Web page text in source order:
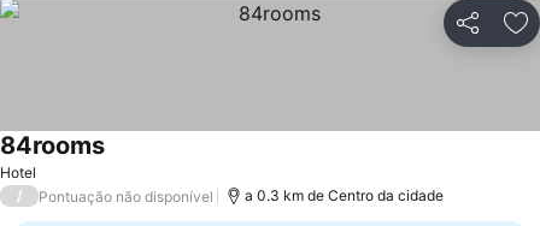
Partilhar
Hotel
84rooms
/ Pontuação não disponível a 0.3 km de Centro da cidade